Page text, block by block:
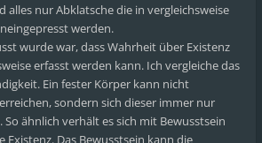
alles nur Abklatsche die in vergleichsweise
werden.
wurde war, dass Wahrheit über Existenz
erfasst werden kann. Ich vergleiche das
Ein fester Körper kann nicht
sondern sich dieser immer nur
ähnlich verhält es sich mit Bewusstsein
Existenz. Das Bewusstsein kann die